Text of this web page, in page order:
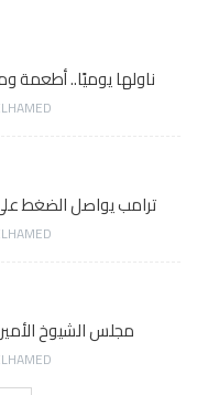
ناولها يوميًا.. أطعمة
ترامب يواصل الضغط
مجلس الشيوخ